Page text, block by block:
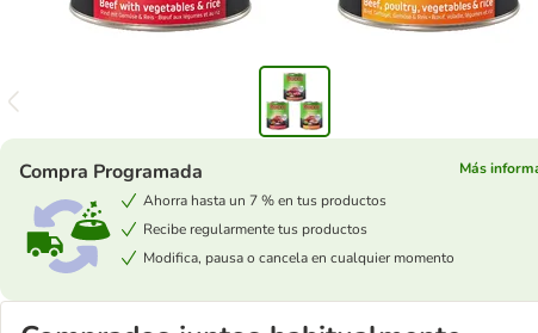
Compra Programada
Más
Ahorra hasta un 7 % en tus productos
Recibe regularmente tus productos
Modifica, pausa o cancela en cualquier momento